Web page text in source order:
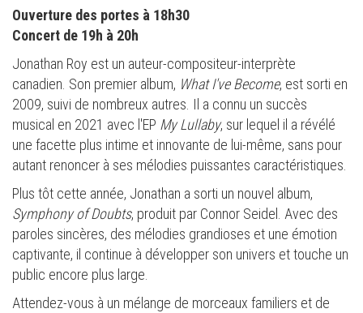
Ouverture des portes à 18h30
Concert de 19h à 20h
Jonathan Roy est un auteur-compositeur-interprète
canadien. Son premier album, What I've Become, est sorti en
2009, suivi de nombreux autres. Il a connu un succès
musical en 2021 avec l'EP My Lullaby, sur lequel il a révélé
une facette plus intime et innovante de lui-même, sans pour
autant renoncer à ses mélodies puissantes caractéristiques.
Plus tôt cette année, Jonathan a sorti un nouvel album,
Symphony of Doubts, produit par Connor Seidel. Avec des
paroles sincères, des mélodies grandioses et une émotion
captivante, il continue à développer son univers et touche un
public encore plus large.
Attendez-vous à un mélange de morceaux familiers et de